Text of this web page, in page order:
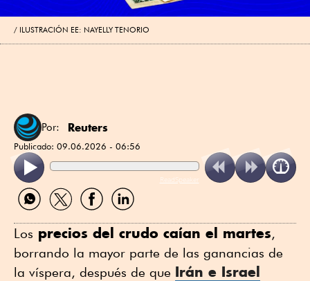
ILUSTRACIÓN EE: NAYELLY TENORIO
Por: Reuters
Publicado: 09.06.2026 - 06:56
ReadSpeaker
Compartir
por
Compartir
por
Compartir
por
Compartir
por
Los precios del crudo caían el martes,
borrando la mayor parte de las ganancias de
la víspera, después de que Irán e Israel